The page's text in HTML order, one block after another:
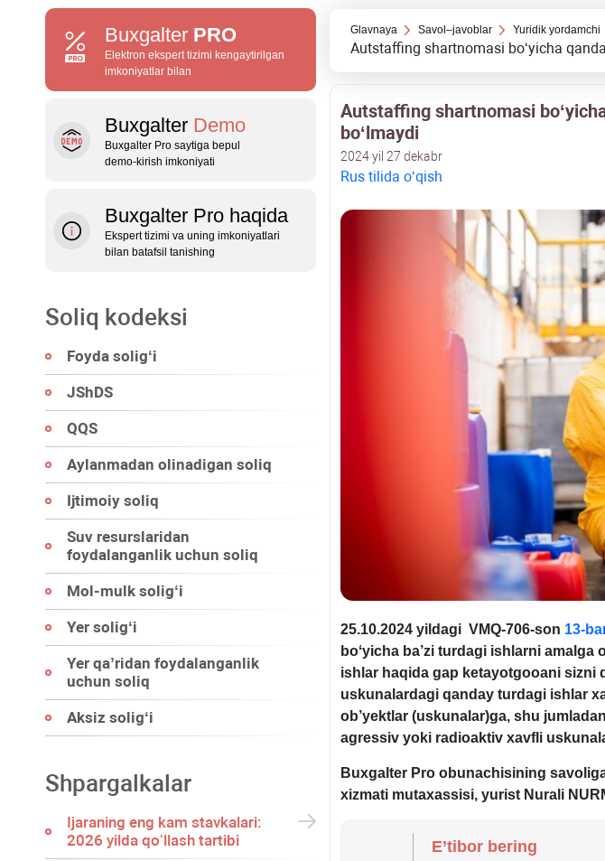
Buxgalter PRO
Elektron ekspert tizimi kengaytirilgan
imkoniyatlar bilan
Buxgalter Demo
Buxgalter Pro saytiga bepul
demo‑kirish imkoniyati
Buxgalter Pro haqida
Ekspert tizimi va uning imkoniyatlari
bilan batafsil tanishing
Soliq kodeksi
Foyda soligʻi
JShDS
QQS
Aylanmadan olinadigan soliq
Ijtimoiy soliq
Suv resurslaridan
foydalanganlik uchun soliq
Mol-mulk soligʻi
Yer soligʻi
Yer qa’ridan foydalanganlik
uchun soliq
Aksiz soligʻi
Shpargalkalar
Ijaraning eng kam stavkalari:
2026 yilda qoʻllash tartibi
Glavnaya Savol–javoblar Yuridik yordamchi
Autstaffing shartnomasi boʻyicha
Autstaffing shartnomasi
boʻlmaydi
2024 yil 27 dekabr
Rus tilida oʻqish
25.10.2024 yil dagi VMQ-706-son 13-b
boʻyicha ba’zi turdagi ishlarni amalga
ishlar haqida gap ketayotgooani sizni
uskunalardagi qanday turdagi ishlar
ob’yektlar (uskunalar)ga, shu
agressiv yoki radioaktiv хavfli
Buxgalter Pro obunachisining
хizmati mutaхassisi, yurist Nurali
E’tibor bering